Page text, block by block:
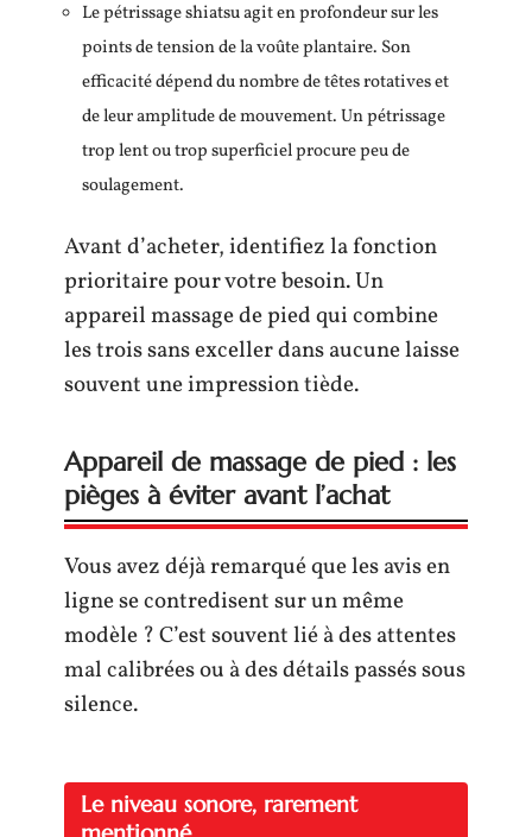
Le pétrissage shiatsu agit en profondeur sur les
points de tension de la voûte plantaire. Son
efficacité dépend du nombre de têtes rotatives et
de leur amplitude de mouvement. Un pétrissage
trop lent ou trop superficiel procure peu de
soulagement.
Avant d’acheter, identifiez la fonction
prioritaire pour votre besoin. Un
appareil massage de pied qui combine
les trois sans exceller dans aucune laisse
souvent une impression tiède.
Appareil de massage de pied : les
pièges à éviter avant l’achat
Vous avez déjà remarqué que les avis en
ligne se contredisent sur un même
modèle ? C’est souvent lié à des attentes
mal calibrées ou à des détails passés sous
silence.
Le niveau sonore, rarement